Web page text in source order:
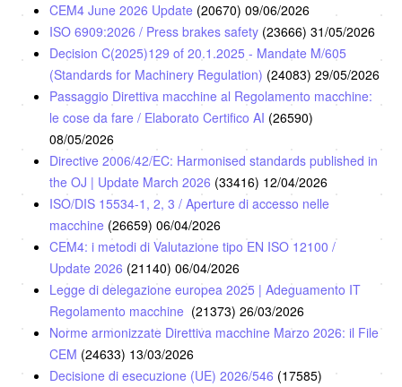
CEM4 June 2026 Update (20670) 09/06/2026
ISO 6909:2026 / Press brakes safety (23666) 31/05/2026
Decision C(2025)129 of 20.1.2025 - Mandate M/605
(Standards for Machinery Regulation) (24083) 29/05/2026
Passaggio Direttiva macchine al Regolamento macchine:
le cose da fare / Elaborato Certifico AI (26590)
08/05/2026
Directive 2006/42/EC: Harmonised standards published in
the OJ | Update March 2026 (33416) 12/04/2026
ISO/DIS 15534-1, 2, 3 / Aperture di accesso nelle
macchine (26659) 06/04/2026
CEM4: i metodi di Valutazione tipo EN ISO 12100 /
Update 2026 (21140) 06/04/2026
Legge di delegazione europea 2025 | Adeguamento IT
Regolamento macchine (21373) 26/03/2026
Norme armonizzate Direttiva macchine Marzo 2026: il File
CEM (24633) 13/03/2026
Decisione di esecuzione (UE) 2026/546 (17585)